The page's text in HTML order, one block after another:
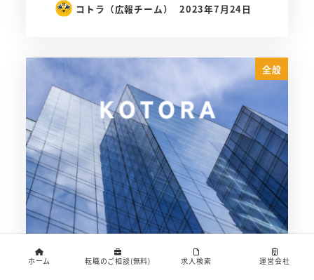
コトラ（広報チーム） 2023年7月24日
全般
ホーム 転職のご相談(無料) 求人検索 運営会社